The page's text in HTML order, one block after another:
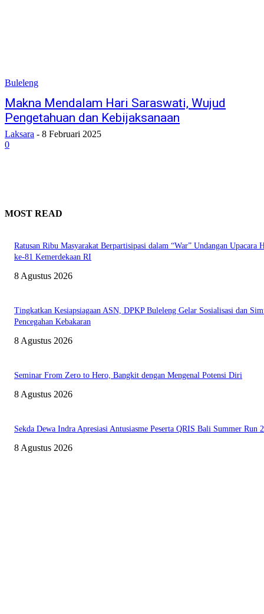
Buleleng
Makna Mendalam Hari Saraswati, Wujud
Pengetahuan dan Kebijaksanaan
Laksara - 8 Februari 2025
0
MOST READ
Ratusan Ribu Masyarakat Berpartisipasi dalam “War” Undangan Upacara
ke-81 Kemerdekaan RI
8 Agustus 2026
Tingkatkan Kesiapsiagaan ASN, DPKP Buleleng Gelar Sosialisasi dan
Pencegahan Kebakaran
8 Agustus 2026
Seminar From Zero to Hero, Bangkit dengan Mengenal Potensi Diri
8 Agustus 2026
Sekda Dewa Indra Apresiasi Antusiasme Peserta QRIS Bali Summer Run
8 Agustus 2026